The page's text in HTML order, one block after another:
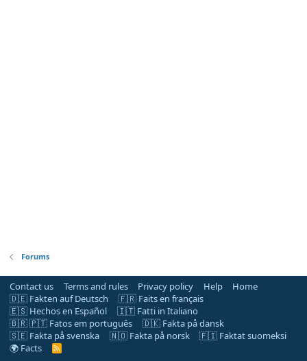
Forums
Contact us Terms and rules Privacy policy Help
Home
🇩🇪 Fakten auf Deutsch
🇫🇷 Faits en français
🇪🇸 Hechos en Español
🇮🇹 Fatti in Italiano
🇧🇷 🇵🇹 Fatos em português
🇩🇰 Fakta på dansk
🇸🇪 Fakta på svenska
🇳🇴 Fakta på norsk
🇫🇮 Faktat suomeksi
🌍 Facts
R